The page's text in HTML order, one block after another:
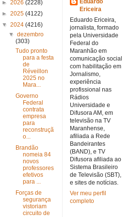
► 2026 (2228)
► 2025 (4122)
▼ 2024 (4216)
▼ dezembro
(303)
Tudo pronto
para a festa
de
Réveillon
2025 no
Mara...
Governo
Federal
contrata
empresa
para
reconstruçã
o...
Brandão
nomeia 84
novos
professores
efetivos
para ...
Forças de
segurança
vistoriam
circuito de
Eduardo
Ericeira
Eduardo Ericeira,
jornalista, formado
pela Universidade
Federal do
Maranhão em
comunicação social
com habilitação em
Jornalismo,
experiência
profissional nas
Rádios
Universidade e
Difusora AM, em
televisão na TV
Maranhense,
afiliada a Rede
Bandeirantes
(BAND), e TV
Difusora afiliada ao
Sistema Brasileiro
de Televisão (SBT),
e sites de notícias.
Ver meu perfil
completo